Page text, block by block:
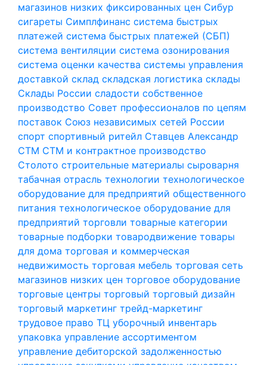
магазинов низких фиксированных цен Сибур
сигареты Симплфинанс система быстрых
платежей система быстрых платежей (СБП)
система вентиляции система озонирования
система оценки качества системы управления
доставкой склад складская логистика склады
Склады России сладости собственное
производство Совет профессионалов по цепям
поставок Союз независимых сетей России
спорт спортивный ритейл Ставцев Александр
СТМ СТМ и контрактное производство
Столото строительные материалы сыроварня
табачная отрасль технологии технологическое
оборудование для предприятий общественного
питания технологическое оборудование для
предприятий торговли товарные категории
товарные подборки товародвижение товары
для дома торговая и коммерческая
недвижимость торговая мебель торговая сеть
магазинов низких цен торговое оборудование
торговые центры торговый торговый дизайн
торговый маркетинг трейд-маркетинг
трудовое право ТЦ уборочный инвентарь
упаковка управление ассортиментом
управление дебиторской задолженностью